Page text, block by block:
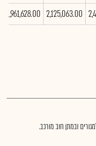
2,125,063.00
1,961,628.00
ובמתן חוב מורכב.